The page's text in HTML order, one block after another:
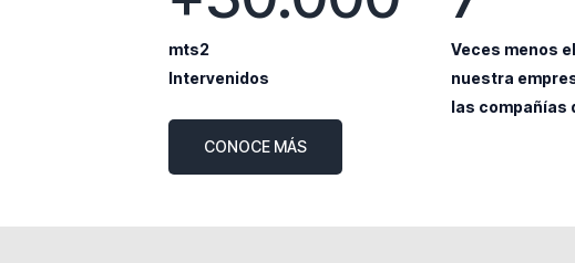
mts2
Intervenidos
CONOCE MÁS
Veces menos
nuestra
las compañías